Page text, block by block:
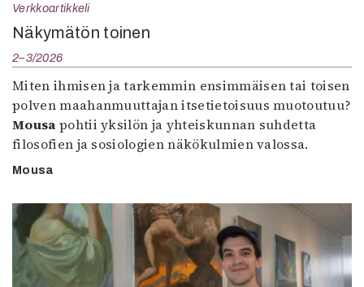
Verkkoartikkeli
Näkymätön toinen
2–3/2026
Miten ihmisen ja tarkemmin ensimmäisen tai toisen
polven maahanmuuttajan itsetietoisuus muotoutuu?
Mousa pohtii yksilön ja yhteiskunnan suhdetta
filosofien ja sosiologien näkökulmien valossa.
Mousa